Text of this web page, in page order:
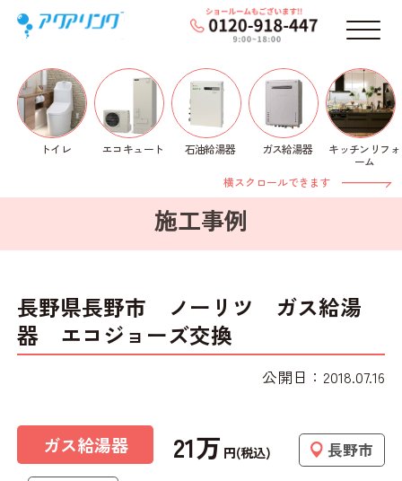
メニ
トイレ エコキュート 石油給湯器 ガス給湯器
キッチンリフォ
ーム
横スクロールできます
ホーム > 施工事例>ガス給湯器 > 長野県長野市 ノ
ーリツ ガス給湯器 エコジョーズ交換
施工事例
長野県長野市 ノーリツ ガス給湯
器 エコジョーズ交換
公開日：2018.07.16
ガス給湯器 21万 円(税込) 長野市